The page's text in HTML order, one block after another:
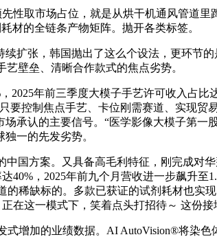
取市场占位，就是从烘干机通风管道里
材的全链条产物矩阵。抛开各类标签。
张，韩国抛出了这么个设法，更环节的
壁垒、清晰合作款式的焦点劣势。
年前三季度大模子手艺许可收入占比
要控制焦点手艺、卡位刚需赛道、实现
承认的主要信号。“医学影像大模子第一
一的先发劣势。
方案。又具备高毛利特征，刚完成对
，2025年前九个月营收进一步飙升至
稀缺标的。多款已获证的试剂耗材也实
在这一模式下，笑着点头打招待～ 这份接
加的业绩数据。AI AutoVision®将染色